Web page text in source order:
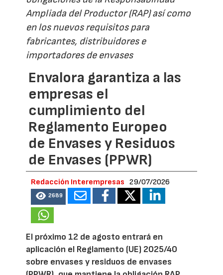
Ampliada del Productor (RAP) así como
en los nuevos requisitos para
fabricantes, distribuidores e
importadores de envases
Envalora garantiza a las
empresas el
cumplimiento del
Reglamento Europeo
de Envases y Residuos
de Envases (PPWR)
Redacción Interempresas 29/07/2026
2689
El próximo 12 de agosto entrará en
aplicación el Reglamento (UE) 2025/40
sobre envases y residuos de envases